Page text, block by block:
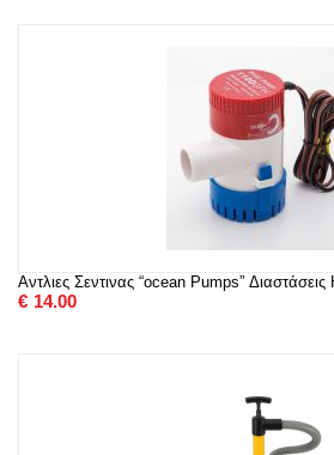
Αντλιες Σεντινας “ocean Pumps”
€ 14.00